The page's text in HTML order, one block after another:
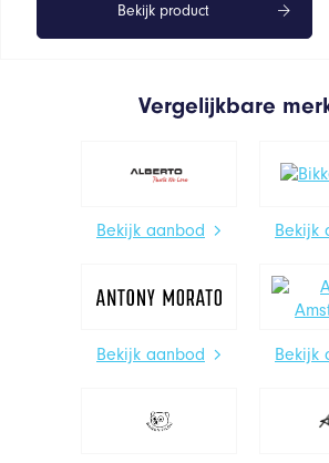
Bekijk product
Vergelijkbare
Bekijk aanbod Bekijk
Bekijk aanbod Bekijk